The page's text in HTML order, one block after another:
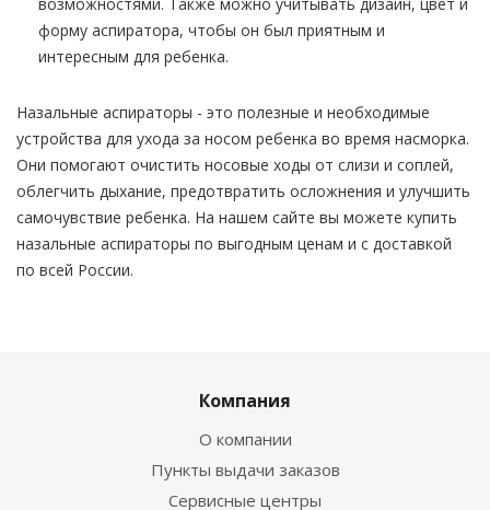
форму аспиратора, чтобы он был приятным и
интересным для ребенка.
Назальные аспираторы - это полезные и необходимые
устройства для ухода за носом ребенка во время насморка.
Они помогают очистить носовые ходы от слизи и соплей,
облегчить дыхание, предотвратить осложнения и улучшить
самочувствие ребенка. На нашем сайте вы можете купить
назальные аспираторы по выгодным ценам и с доставкой
по всей России.
Компания
О компании
Пункты выдачи заказов
Сервисные центры